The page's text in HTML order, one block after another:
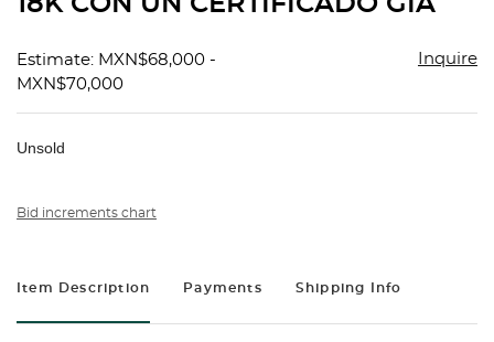
Estimate: MXN$68,000 -
MXN$70,000
Inquire
Unsold
Bid increments chart
Item Description Payments Shipping Info